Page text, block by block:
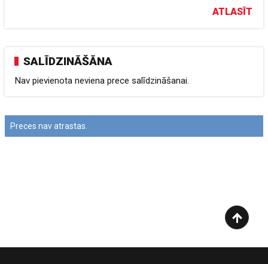
Preces nav atrastas.
ATLASĪT
SALĪDZINĀŠĀNA
Nav pievienota neviena prece salīdzināšanai.